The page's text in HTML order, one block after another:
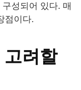
성되어 있다. 매
점이다.
고려할